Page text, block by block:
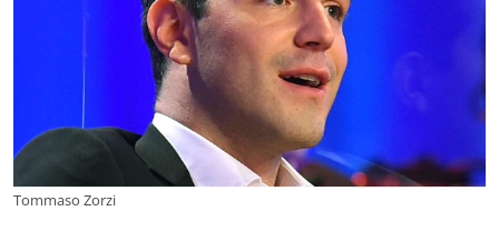
Tommaso Zorzi